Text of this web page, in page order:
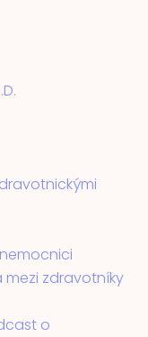
mezi zdravotníky
o